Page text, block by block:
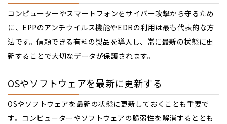
コンピューターやスマートフォンをサイバー攻撃から守るため
に、EPPのアンチウイルス機能やEDRの利用は最も代表的な方
法です。信頼できる有料の製品を導入し、常に最新の状態に更
新することで大切なデータが保護されます。
OSやソフトウェアを最新に更新する
OSやソフトウェアを最新の状態に更新しておくことも重要で
す。コンピューターやソフトウェアの脆弱性を解消するととも